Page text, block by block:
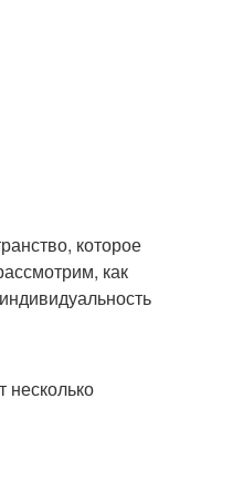
которое
как
несколько